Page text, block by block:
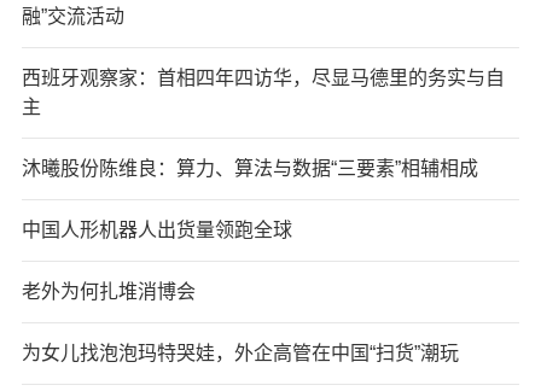
融”交流活动
西班牙观察家：首相四年四访华，尽显马德里的务实与自
主
沐曦股份陈维良：算力、算法与数据“三要素”相辅相成
中国人形机器人出货量领跑全球
老外为何扎堆消博会
为女儿找泡泡玛特哭娃，外企高管在中国“扫货”潮玩